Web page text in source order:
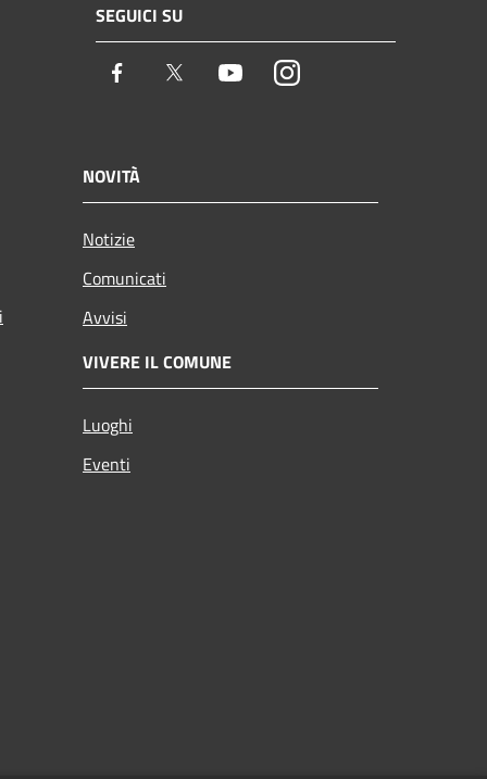
SEGUICI SU
Facebook Twitter YoutubeInstagram
NOVITÀ
Notizie
Comunicati
Avvisi
VIVERE IL COMUNE
Luoghi
Eventi